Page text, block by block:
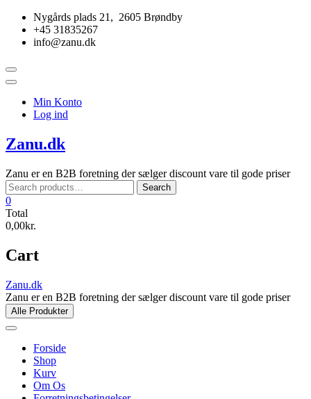
Skip
content
Nygårds plads 21, 2605 Brøndby
+45 31835267
info@zanu.dk
Topbar
Menu
Min Konto
Log ind
Zanu.dk
Zanu er en B2B foretning der sælger discount vare til gode priser
Search
for:
Search
0
Total
0,00kr.
Cart
Zanu.dk
Zanu er en B2B foretning der sælger discount vare til gode priser
Alle Produkter
Forside
Shop
Kurv
Om Os